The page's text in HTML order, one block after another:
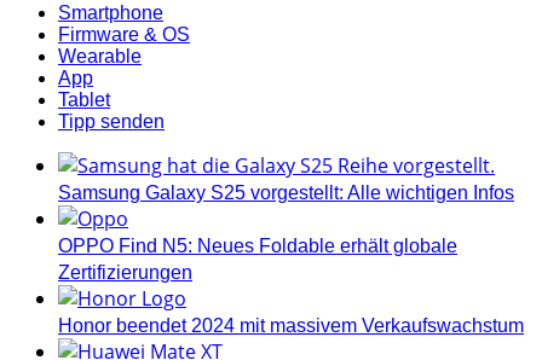
Smartphone
Firmware & OS
Wearable
App
Tablet
Tipp senden
Samsung Galaxy S25 vorgestellt: Alle wichtigen Infos
OPPO Find N5: Neues Foldable erhält globale
Zertifizierungen
Honor beendet 2024 mit massivem Verkaufswachstum